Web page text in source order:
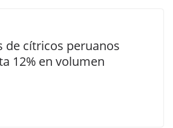
de cítricos peruanos
12% en volumen